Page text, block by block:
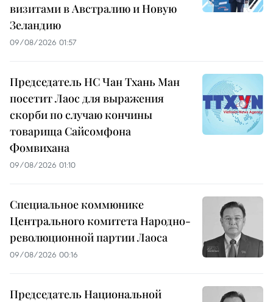
визитами в Австралию и Новую
Зеландию
09/08/2026 01:57
Председатель НС Чан Тхань Ман
посетит Лаос для выражения
скорби по случаю кончины
товарища Сайсомфона
Фомвихана
09/08/2026 01:10
Специальное коммюнике
Центрального комитета Народно-
революционной партии Лаоса
09/08/2026 00:16
Председатель Национальной